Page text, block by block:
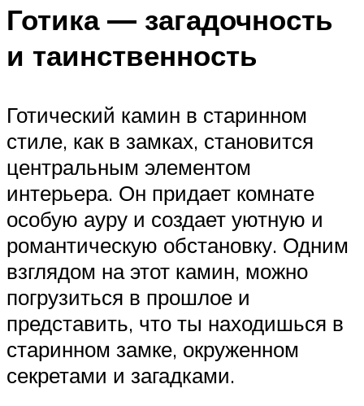
Готика — загадочность
и таинственность
Готический камин в старинном
стиле, как в замках, становится
центральным элементом
интерьера. Он придает комнате
особую ауру и создает уютную и
романтическую обстановку. Одним
взглядом на этот камин, можно
погрузиться в прошлое и
представить, что ты находишься в
старинном замке, окруженном
секретами и загадками.